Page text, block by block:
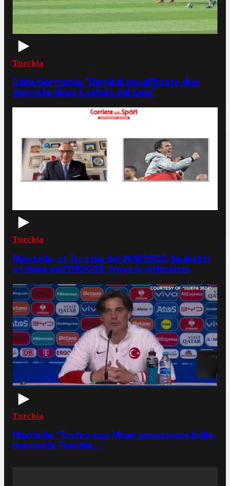
Turchia
Dalla Germania: "Demiral squalificato due
giornate dopo il saluto del lupo"
Turchia
Montella, ct Turchia dal 21/9/2023; Spalletti
ct Italia dall’1/92023: trova la differenza
Turchia
Montella: "Trofeo con Milan sensazione bella,
ma con la Turchia..."